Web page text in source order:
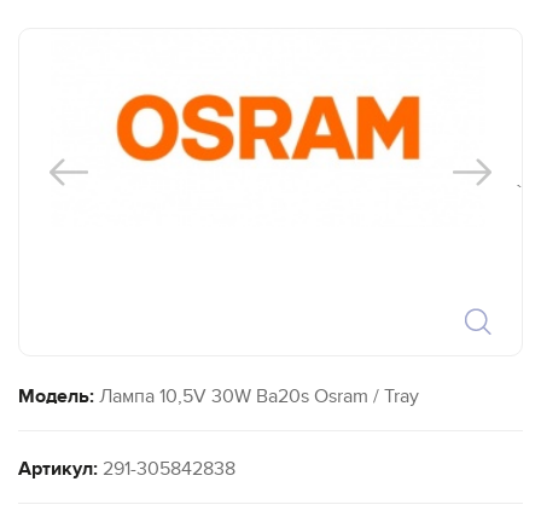
`
Модель: Лампа 10,5V 30W Ba20s Osram / Tray
Артикул: 291-305842838